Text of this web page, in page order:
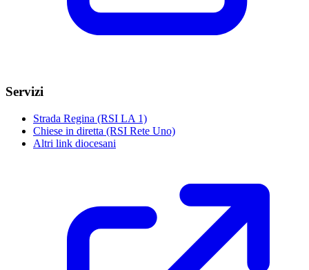
Servizi
Strada Regina (RSI LA 1)
Chiese in diretta (RSI Rete Uno)
Altri link diocesani